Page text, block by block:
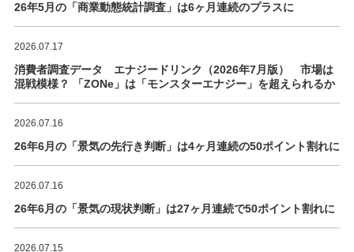
26年5月の「商業動態統計調査」は6ヶ月連続のプラスに
2026.07.17
消費者調査データ エナジードリンク（2026年7月版） 市場は
混戦模様？ 「ZONe」は「モンスターエナジー」を超えられるか
2026.07.16
26年6月の「景気の先行き判断」は4ヶ月連続の50ポイント割れに
2026.07.16
26年6月の「景気の現状判断」は27ヶ月連続で50ポイント割れに
2026.07.15